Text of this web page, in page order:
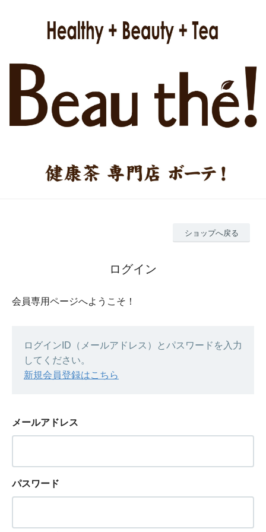
ショップへ戻る
ログイン
会員専用ページへようこそ！
ログインID（メールアドレス）とパスワードを入力
してください。
新規会員登録はこちら
メールアドレス
パスワード